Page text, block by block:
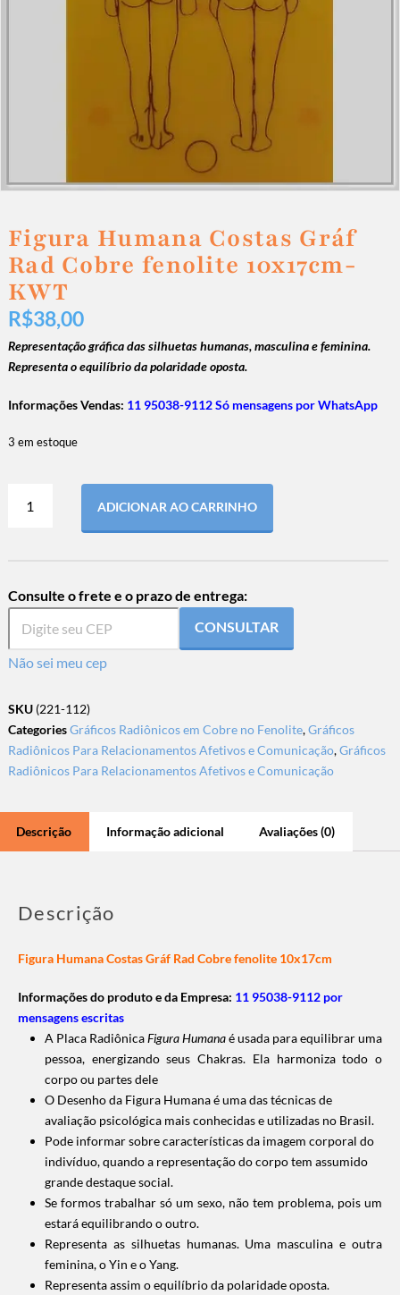
Figura Humana Costas Gráf
Rad Cobre fenolite 10x17cm-
KWT
R$38,00
Representação gráfica das silhuetas humanas, masculina e feminina.
Representa o equilíbrio da polaridade oposta.
Informações Vendas: 11 95038-9112 Só mensagens por WhatsApp
3 em estoque
ADICIONAR AO CARRINHO
Consulte o frete e o prazo de entrega:
CONSULTAR
Não sei meu cep
SKU (221-112)
CategoriesGráficos Radiônicos em Cobre no Fenolite,Gráficos
Radiônicos Para Relacionamentos Afetivos e Comunicação,Gráficos
Radiônicos Para Relacionamentos Afetivos e Comunicação
Descrição Informação adicional Avaliações (0)
Descrição
Figura Humana Costas Gráf Rad Cobre fenolite 10x17cm
Informações do produto e da Empresa: 11 95038-9112 por
mensagens escritas
A Placa RadiônicaFigura Humanaé usada para equilibrar uma
pessoa, energizando seus Chakras. Ela harmoniza todo o
corpo ou partes dele
O Desenho da Figura Humana é uma das técnicas de
avaliação psicológica mais conhecidas e utilizadas no Brasil.
Pode informar sobre características da imagem corporal do
indivíduo, quando a representação do corpo tem assumido
grande destaque social.
Se formos trabalhar só um sexo, não tem problema, pois um
estará equilibrando o outro.
Representa as silhuetas humanas. Uma masculina e outra
feminina, o Yin e o Yang.
Representa assim o equilíbrio da polaridade oposta.